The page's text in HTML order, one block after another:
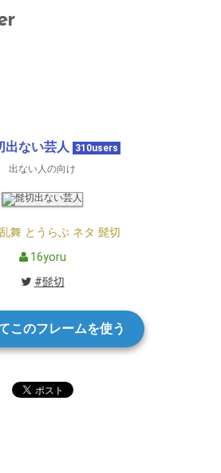
出ない芸人
310users
出ない人の向け
舞 とうらぶ ネタ 髭切
16yoru
#髭切
このフレームを使う